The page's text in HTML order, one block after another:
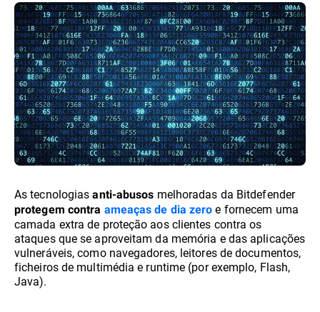
As tecnologiasanti-abusos melhoradas da Bitdefender
protegem contra ameaças de dia zero e fornecem uma
camada extra de proteção aos clientes contra os
ataques que se aproveitam da memória e das aplicações
vulneráveis, como navegadores, leitores de documentos,
ficheiros de multimédia e runtime (por exemplo, Flash,
Java).